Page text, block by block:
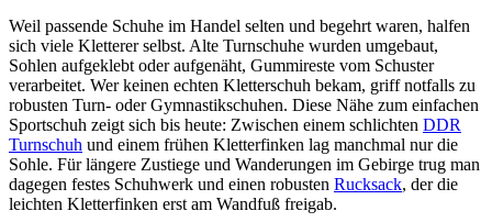
Weil passende Schuhe im Handel selten und begehrt waren, halfen
sich viele Kletterer selbst. Alte Turnschuhe wurden umgebaut,
Sohlen aufgeklebt oder aufgenäht, Gummireste vom Schuster
verarbeitet. Wer keinen echten Kletterschuh bekam, griff notfalls zu
robusten Turn- oder Gymnastikschuhen. Diese Nähe zum einfachen
Sportschuh zeigt sich bis heute: Zwischen einem schlichten DDR
Turnschuh und einem frühen Kletterfinken lag manchmal nur die
Sohle. Für längere Zustiege und Wanderungen im Gebirge trug man
dagegen festes Schuhwerk und einen robusten Rucksack, der die
leichten Kletterfinken erst am Wandfuß freigab.